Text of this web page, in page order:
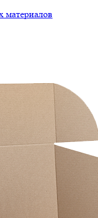
материалов